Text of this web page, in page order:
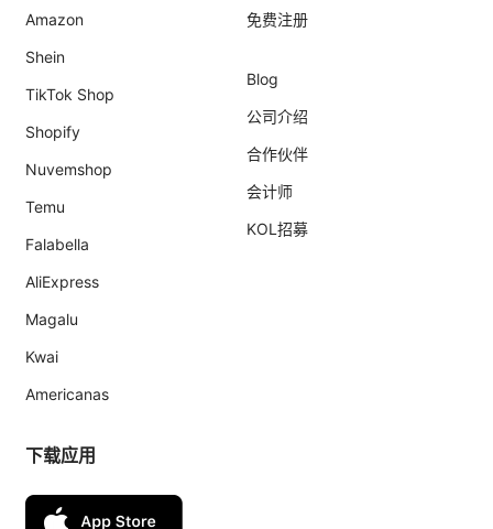
Amazon
Shein
TikTok Shop
Shopify
Nuvemshop
Temu
Falabella
AliExpress
Magalu
Kwai
Americanas
免费注册
Blog
公司介绍
合作伙伴
会计师
KOL招募
下载应用